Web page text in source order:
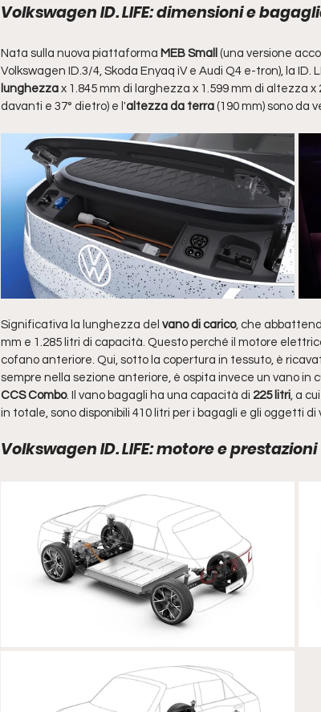
Volkswagen ID. LIFE: dimensioni e
Nata sulla nuova piattaforma MEB Small (una versione
Volkswagen ID.3/4, Skoda Enyaq iV e Audi Q4 e-tron), la ID.
lunghezza x 1.845 mm di larghezza x 1.599 mm di altezza x
davanti e 37° dietro) e l'altezza da terra (190 mm) sono da
Significativa la lunghezza del vano di carico, che
mm e 1.285 litri di capacità. Questo perché il motore
cofano anteriore. Qui, sotto la copertura in tessuto, è
sempre nella sezione anteriore, è ospita invece un vano in
CCS Combo. Il vano bagagli ha una capacità di 225 litri , a
in totale, sono disponibili 410 litri per i bagagli e gli oggetti di
Volkswagen ID. LIFE: motore e prestazioni